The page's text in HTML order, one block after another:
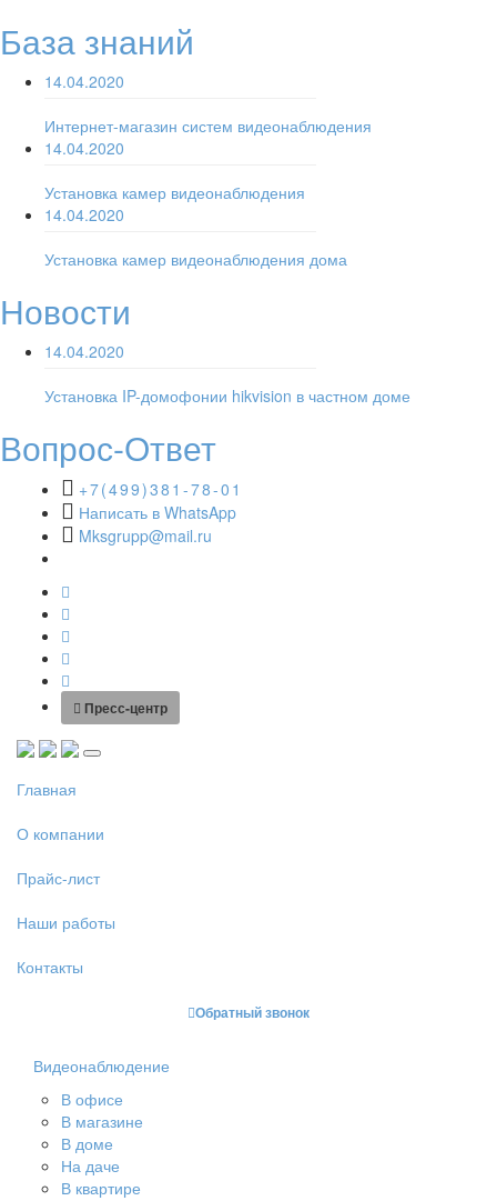
База знаний
14.04.2020
Интернет-магазин систем видеонаблюдения
14.04.2020
Установка камер видеонаблюдения
14.04.2020
Установка камер видеонаблюдения дома
Новости
14.04.2020
Установка IP-домофонии hikvision в частном доме
Вопрос-Ответ
+7(499)381-78-01
Написать в WhatsApp
Mksgrupp@mail.ru
Пресс-центр
Главная
О компании
Прайс-лист
Наши работы
Контакты
Обратный звонок
Видеонаблюдение
В офисе
В магазине
В доме
На даче
В квартире